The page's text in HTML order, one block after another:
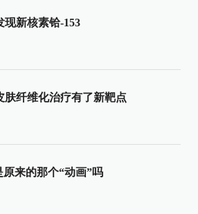
现新核素铪-153
肤纤维化治疗有了新靶点
来的那个“动画”吗